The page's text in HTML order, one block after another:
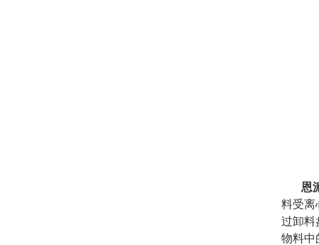
恩
料受离
过卸料
物料中